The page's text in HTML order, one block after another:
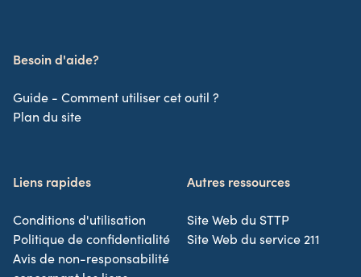
Besoin d'aide?
Guide - Comment utiliser cet outil ?
Plan du site
Liens rapides
Conditions d'utilisation
Politique de confidentialité
Avis de non-responsabilité
Autres ressources
Site Web du STTP
Site Web du service 211